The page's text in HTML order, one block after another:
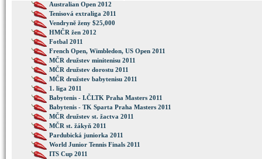
Australian Open 2012
Tenisová extraliga 2011
Vendryně ženy $25,000
HMČR žen 2012
Fotbal 2011
French Open, Wimbledon, US Open 2011
MČR družstev minitenisu 2011
MČR družstev dorostu 2011
MČR družstev babytenisu 2011
1. liga 2011
Babytenis - I.ČLTK Praha Masters 2011
Babytenis - TK Sparta Praha Masters 2011
MČR družstev st. žactva 2011
MČR st. žákyň 2011
Pardubická juniorka 2011
World Junior Tennis Finals 2011
ITS Cup 2011